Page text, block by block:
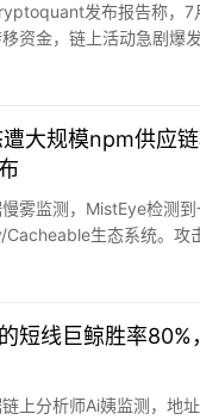
发布报告称，7
资金，链上活动急剧爆
万个飙升至近100万个，
完全由发送地址驱动。当
大规模npm供应
雾监测，MistEye检测
Cacheable生态系统。攻
包括keyv@6.0.0。Keyv
、SQLite、
短线巨鲸胜率80%
上分析师Ai姨监测，地